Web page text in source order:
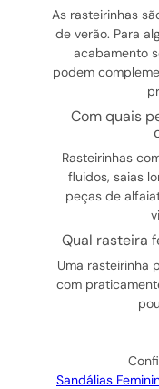
As rasteirinhas
de verão. Para
acabamento
podem
com quais peças de roupa a rasteirinha
Rasteirinhas
fluidos, saias
peças de
qual
Uma rasteirinha
com
Sandálias